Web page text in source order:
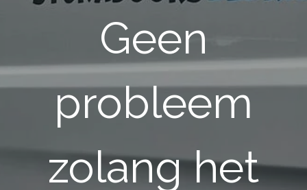
Geen
probleem
zolang het